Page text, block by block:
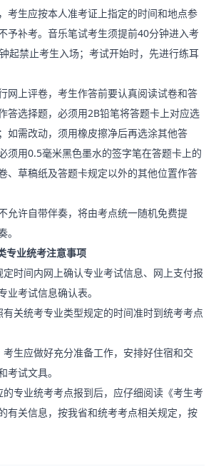
，考生应按本人准考证上指定的时间和地点参
予补考。音乐笔试考生须提前40分钟进入考
起禁止考生入场；考试开始时，先进行练耳
上评卷，考生作答前要认真阅读试卷和答
答选择题，必须用2B铅笔将答题卡上对应选
如需改动，须用橡皮擦净后再选涂其他答
须用0.5毫米黑色墨水的签字笔在答题卡上的
、草稿纸及答题卡规定以外的其他位置作答
许自带伴奏，将由考点统一随机免费提
业统考注意事项
间内网上确认专业考试信息、网上支付报
业考试信息确认表。
统考专业类型规定的时间准时到统考考点
生应做好充分准备工作，安排好住宿和交
考试文具。
专业统考考点报到后，应仔细阅读《考生考
有关信息，按我省和统考考点相关规定，按